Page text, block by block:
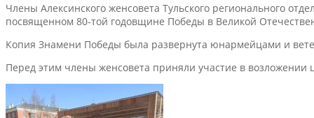
Члены Алексинского женсовета Тульского регионального
посвященном 80-той годовщине Победы в Великой
Копия Знамени Победы была развернута юнармейцами и
Перед этим члены женсовета приняли участие в